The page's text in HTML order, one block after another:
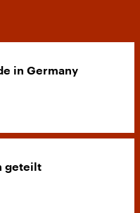
in Germany
geteilt